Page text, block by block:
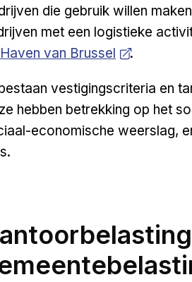
die gebruik willen
met een logistieke
Open a new venster
Haven van Brussel .
vestigingscriteria en
hebben betrekking op het
economische weerslag,